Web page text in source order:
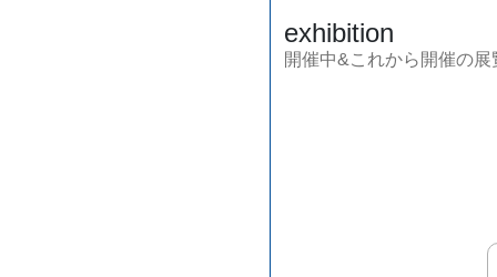
exhibition
開催中&これから開催の展